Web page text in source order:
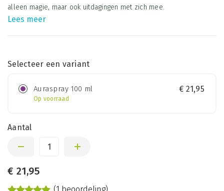
alleen magie, maar ook uitdagingen met zich mee.
Lees meer
Selecteer een variant
Auraspray 100 ml
Op voorraad
€ 21,95
Aantal
€ 21,95